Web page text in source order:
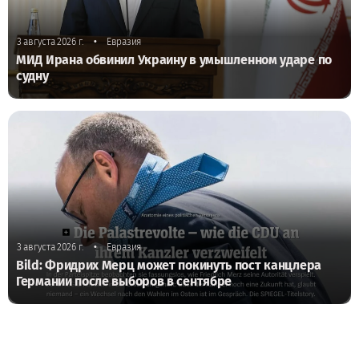
3 августа 2026 г. • Евразия
МИД Ирана обвинил Украину в умышленном ударе по
судну
3 августа 2026 г. • Евразия
Bild: Фридрих Мерц может покинуть пост канцлера
Германии после выборов в сентябре